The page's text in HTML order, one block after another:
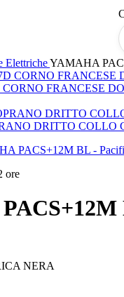
ElettricheYAMAHA
FRANCESE
DRITTO COLLO
ore
NERA